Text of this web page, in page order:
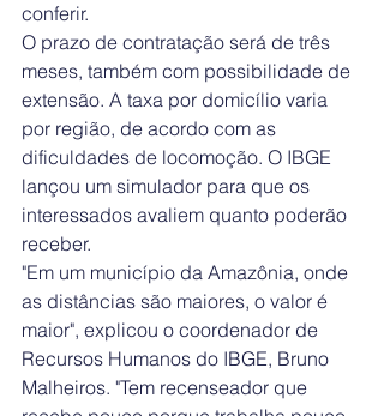
conferir.
O prazo de contratação será de três
meses, também com possibilidade de
extensão. A taxa por domicílio varia
por região, de acordo com as
dificuldades de locomoção. O IBGE
lançou um simulador para que os
interessados avaliem quanto poderão
receber.
"Em um município da Amazônia, onde
as distâncias são maiores, o valor é
maior", explicou o coordenador de
Recursos Humanos do IBGE, Bruno
Malheiros. "Tem recenseador que